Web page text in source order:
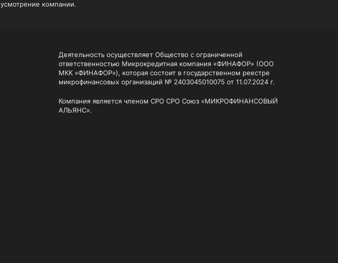
компании.
Деятельность осуществляет Общество с ограниченной
ответственностью Микрокредитная компания «ФИНАФОР» (ООО
МКК «ФИНАФОР»), которая состоит в государственном реестре
микрофинансовых организаций № 2403045010075 от 11.07.2024 г.
Компания является членом СРО СРО Союз «МИКРОФИНАНСОВЫЙ
АЛЬЯНС».